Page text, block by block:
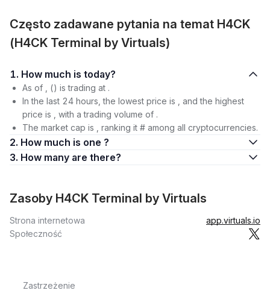
Często zadawane pytania na temat H4CK
(H4CK Terminal by Virtuals)
1. How much is today?
As of , () is trading at .
In the last 24 hours, the lowest price is , and the highest
price is , with a trading volume of .
The market cap is , ranking it # among all cryptocurrencies.
2. How much is one ?
3. How many are there?
Zasoby H4CK Terminal by Virtuals
Strona internetowa
app.virtuals.io
Społeczność
Zastrzeżenie